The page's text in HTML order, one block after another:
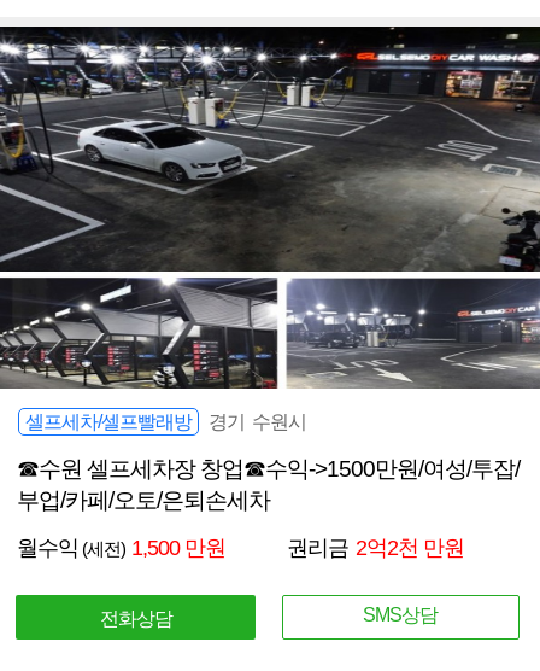
셀프세차/셀프빨래방 경기 수원시
☎수원 셀프세차장 창업☎수익->1500만원/여성/투잡/
부업/카페/오토/은퇴손세차
월수익 (세전) 1,500 만원 권리금 2억2천 만원
전화상담 SMS상담